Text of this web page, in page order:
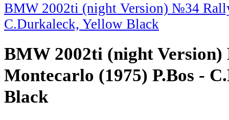
BMW 2002ti (night Version) №34
C.Durkaleck, Yellow Black
BMW 2002ti (night
Montecarlo (1975) P.Bos -
Black